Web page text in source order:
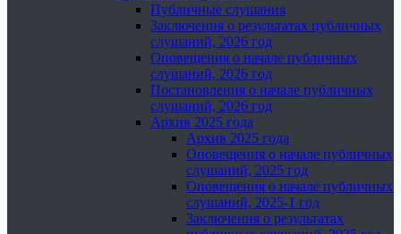
Публичные слушания
Заключения о результатах публичных
слушаний, 2026 год
Оповещения о начале публичных
слушаний, 2026 год
Постановления о начале публичных
слушаний, 2026 год
Архив 2025 года
Архив 2025 года
Оповещения о начале публичных
слушаний, 2025 год
Оповещения о начале публичных
слушаний, 2025-1 год
Заключения о результатах